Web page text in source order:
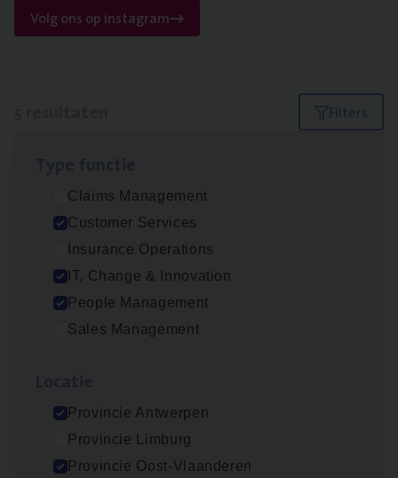
Volg ons op instagram
Filters
Claims Management
Customer Services
Insurance Operations
IT, Change & Innovation
People Management
Sales Management
Provincie Antwerpen
Provincie Limburg
Provincie Oost-Vlaanderen
Test Ana­lyst
IT, Change & Innovation
Antwerpen
Cus­to­mer Care Expert
Antwerpen